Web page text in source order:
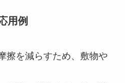
用例
擦を減らすため、敷物や